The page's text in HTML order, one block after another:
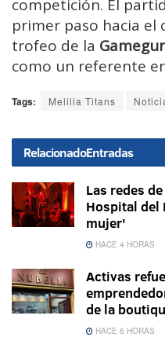
competición. El
primer paso hacia el
trofeo de la
como un referente
Tags: Melilla Titans
RelacionadoEntradas
Las redes
Hospital del
mujer'
HACE 4 HORAS
Activas
de la
HACE 6 HORAS